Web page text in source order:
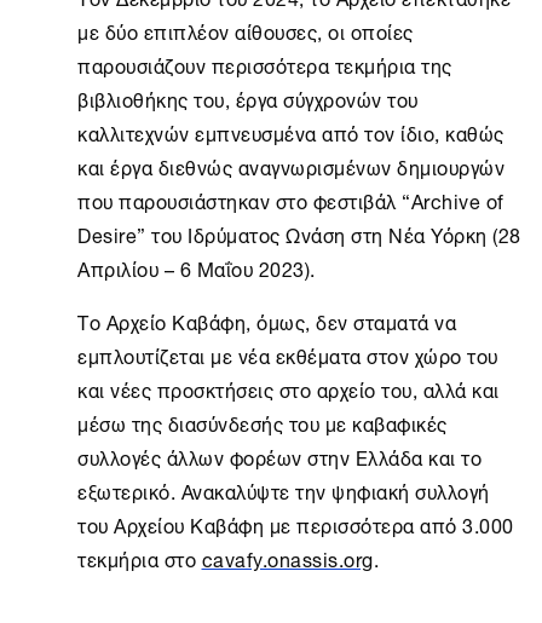
με δύο επιπλέον αίθουσες, οι οποίες
παρουσιάζουν περισσότερα τεκμήρια της
βιβλιοθήκης του, έργα σύγχρονών του
καλλιτεχνών εμπνευσμένα από τον ίδιο, καθώς
και έργα διεθνώς αναγνωρισμένων δημιουργών
που παρουσιάστηκαν στο φεστιβάλ “Archive of
Desire” του Ιδρύματος Ωνάση στη Νέα Υόρκη (28
Απριλίου – 6 Μαΐου 2023).
ΤοΑρχείο Καβάφη, όμως, δεν σταματά να
εμπλουτίζεται με νέα εκθέματα στον χώρο του
και νέες προσκτήσεις στο αρχείο του, αλλά και
μέσω της διασύνδεσής του με καβαφικές
συλλογές άλλων φορέων στην Ελλάδα και το
εξωτερικό. Ανακαλύψτε την ψηφιακή συλλογή
του Αρχείου Καβάφη με περισσότερα από 3.000
τεκμήρια στοcavafy.onassis.org.